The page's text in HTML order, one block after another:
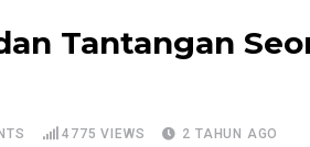
Tantangan
4775 VIEWS 2 TAHUN AGO